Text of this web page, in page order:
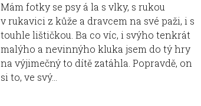
Mám fotky se psy á la s vlky, s rukou
v rukavici z kůže a dravcem na své paži, i s
touhle lištičkou. Ba co víc, i svýho tenkrát
malýho a nevinnýho kluka jsem do tý hry
na výjimečný to dítě zatáhla. Popravdě, on
si to, ve svý...